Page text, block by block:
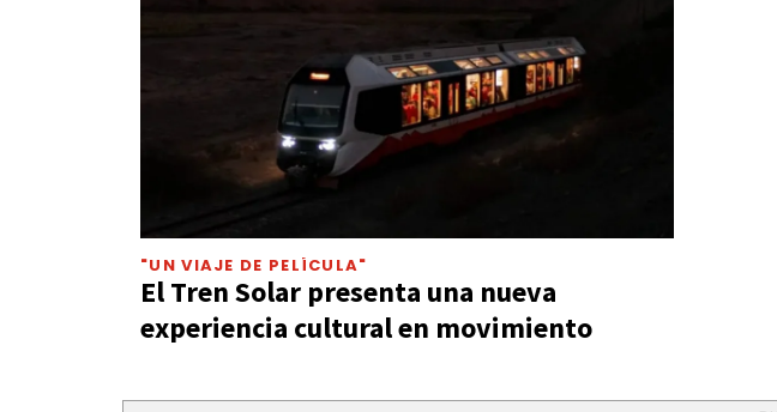
"UN VIAJE DE PELÍCULA"
El Tren Solar presenta una nueva
experiencia cultural en movimiento